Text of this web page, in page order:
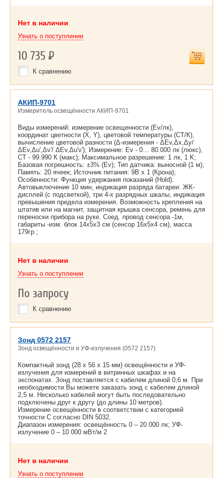
Нет в наличии
Узнать о поступлении
10 735Р
К сравнению
АКИП-9701
Измеритель освещённости АКИП-9701
Виды измерений: измерение освещенности (Ev/лк),
координат цветности (X, Y), цветовой температуры (CT/К),
вычисление цветовой разности (Δ-измерения - ΔEv,Δx,Δy/
ΔEv,Δu',Δv'/ ΔEv,Δu'v'); Измерение: Ev - 0… 80.000 лк (люкс),
CT - 99.990 К (макс); Максимальное разрешение: 1 лк, 1 K;
Базовая погрешность: ±3% (Ev); Тип датчика: выносной (1 м);
Память: 20 ячеек; Источник питания: 9В х 1 (Крона);
Особенности: Функция удержания показаний (Hold).
Автовыключение 10 мин, индикация разряда батареи. ЖК-
дисплей (с подсветкой), три 4-х разрядных шкалы, индикация
превышения предела измерения. Возможность крепления на
штатив или на магнит, защитная крышка сенсора, ремень для
переноски прибора на руке. Соед. провод сенсора -1м,
габариты -изм. блок 14x5x3 см (сенсор 16x5x4 см), масса
179гр.;
Нет в наличии
Узнать о поступлении
По запросу
К сравнению
Зонд 0572 2157
Зонд освещённости и УФ-излучения (0572 2157)
Компактный зонд (28 x 56 x 15 мм) освещённости и УФ-
излучения для измерений в витринных шкафах и на
экспонатах. Зонд поставляется с кабелем длиной 0,6 м. При
необходимости Вы можете заказать зонд с кабелем длиной
2,5 м. Несколько кабелей могут быть последовательно
подключены друг к другу (до длины 10 метров).
Измерение освещённости в соответствии с категорией
точности C согласно DIN 5032.
Диапазон измерения: освещённость 0 – 20 000 лк; УФ-
излучение 0 – 10 000 мВт/м 2
Нет в наличии
Узнать о поступлении